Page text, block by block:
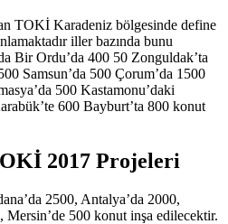
TOKİ Karadeniz bölgesinde define
iller bazında bunu
Bir Ordu’da 400 50 Zonguldak’ta
Samsun’da 500 Çorum’da 1500
500 Kastamonu’daki
600 Bayburt’ta 800 konut
2017 Projeleri
2500, Antalya’da 2000,
Mersin’de 500 konut inşa edilecektir.